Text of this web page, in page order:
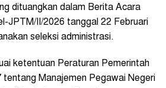
dituangkan dalam Berita Acara
JPTM/II/2026 tanggal 22 Februari
seleksi administrasi.
ketentuan Peraturan Pemerintah
tentang Manajemen Pegawai Negeri